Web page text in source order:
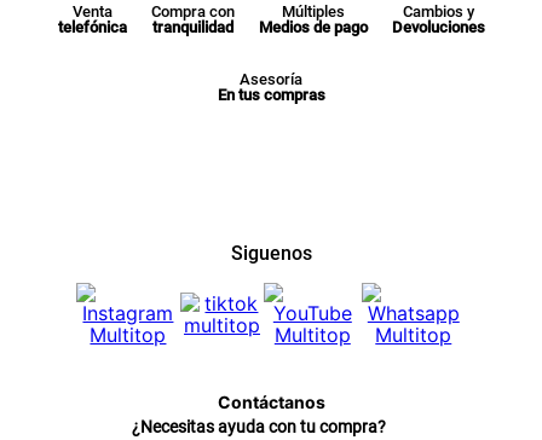
Venta
telefónica
Compra con
tranquilidad
Múltiples
Medios de pago
Cambios y
Devoluciones
Asesoría
En tus compras
Contáctanos
¿Necesitas ayuda con tu compra?